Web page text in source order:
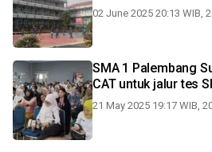
02 June 2025 20:13 WIB,
SMA 1 Palembang
CAT untuk jalur tes
21 May 2025 19:17 WIB,